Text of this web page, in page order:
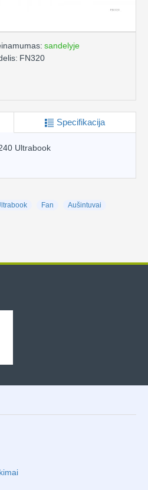
sandelyje
FN320
Specifikacija
Ultrabook
Fan Aušintuvai